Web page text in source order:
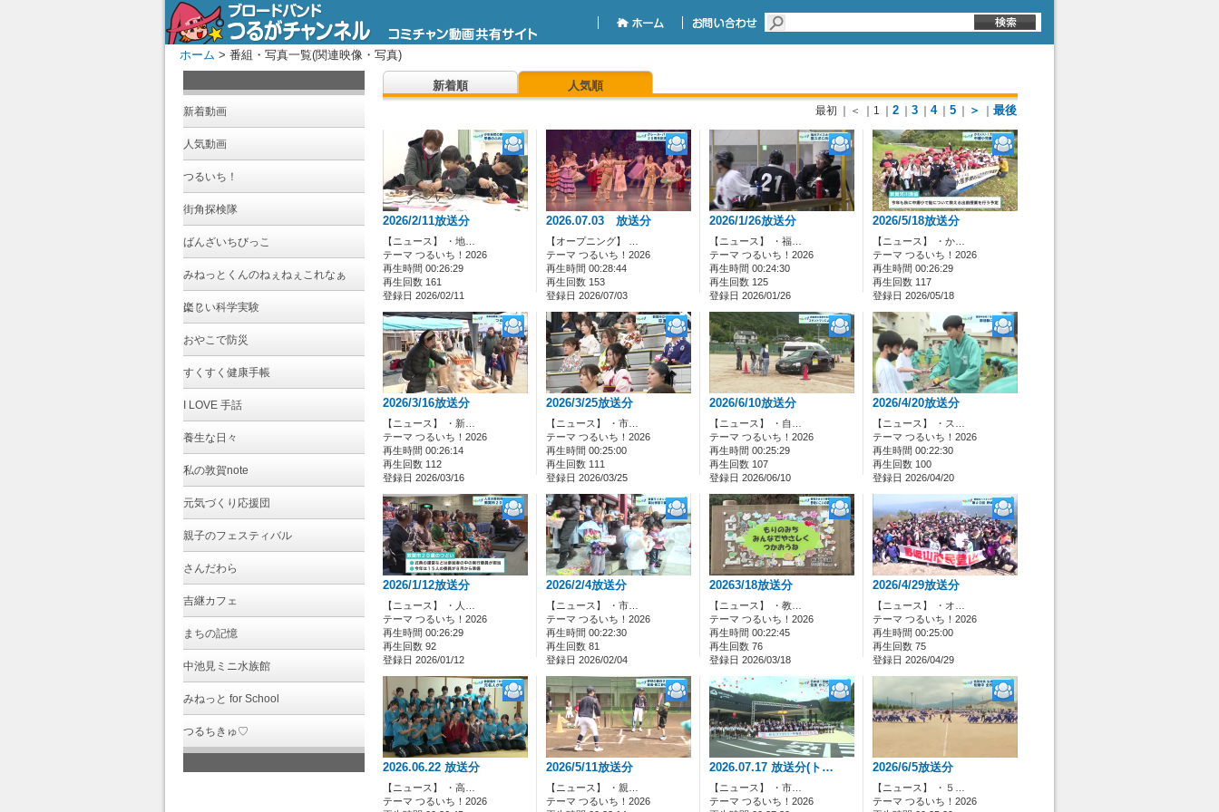
ホーム > 番組・写真一覧(関連映像・写真)
新着動画
人気動画
つるいち！
街角探検隊
ばんざいちびっこ
みねっとくんのねぇねぇこれなぁ
に？
楽しい科学実験
おやこで防災
すくすく健康手帳
I LOVE 手話
養生な日々
私の敦賀note
元気づくり応援団
親子のフェスティバル
さんだわら
吉継カフェ
まちの記憶
中池見ミニ水族館
みねっと for School
つるちきゅ♡
新着順 人気順
最初 ｜＜ ｜1 2 3 4 5 ＞ 最後
2026/2/11放送分
【ニュース】 ・地…
テーマ つるいち！2026
再生時間 00:26:29
再生回数 161
登録日 2026/02/11
2026.07.03 放送分
【オープニング】 …
テーマ つるいち！2026
再生時間 00:28:44
再生回数 153
登録日 2026/07/03
2026/1/26放送分
【ニュース】 ・福…
テーマ つるいち！2026
再生時間 00:24:30
再生回数 125
登録日 2026/01/26
2026/5/18放送分
【ニュース】 ・か…
テーマ つるいち！2026
再生時間 00:26:29
再生回数 117
登録日 2026/05/18
2026/3/16放送分
【ニュース】 ・新…
テーマ つるいち！2026
再生時間 00:26:14
再生回数 112
登録日 2026/03/16
2026/3/25放送分
【ニュース】 ・市…
テーマ つるいち！2026
再生時間 00:25:00
再生回数 111
登録日 2026/03/25
2026/6/10放送分
【ニュース】 ・自…
テーマ つるいち！2026
再生時間 00:25:29
再生回数 107
登録日 2026/06/10
2026/4/20放送分
【ニュース】 ・ス…
テーマ つるいち！2026
再生時間 00:22:30
再生回数 100
登録日 2026/04/20
2026/1/12放送分
【ニュース】 ・人…
テーマ つるいち！2026
再生時間 00:26:29
再生回数 92
登録日 2026/01/12
2026/2/4放送分
【ニュース】 ・市…
テーマ つるいち！2026
再生時間 00:22:30
再生回数 81
登録日 2026/02/04
20263/18放送分
【ニュース】 ・教…
テーマ つるいち！2026
再生時間 00:22:45
再生回数 76
登録日 2026/03/18
2026/4/29放送分
【ニュース】 ・オ…
テーマ つるいち！2026
再生時間 00:25:00
再生回数 75
登録日 2026/04/29
2026.06.22 放送分
【ニュース】 ・高…
テーマ つるいち！2026
2026/5/11放送分
【ニュース】 ・親…
テーマ つるいち！2026
2026.07.17 放送分(ト…
【ニュース】 ・市…
テーマ つるいち！2026
2026/6/5放送分
【ニュース】 ・５…
テーマ つるいち！2026